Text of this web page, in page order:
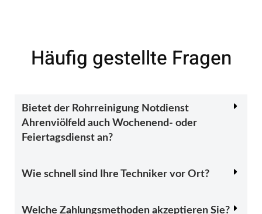
Häufig gestellte Fragen
Bietet der Rohrreinigung Notdienst
Ahrenviölfeld auch Wochenend- oder
Feiertagsdienst an?
Wie schnell sind Ihre Techniker vor Ort?
Welche Zahlungsmethoden akzeptieren Sie?